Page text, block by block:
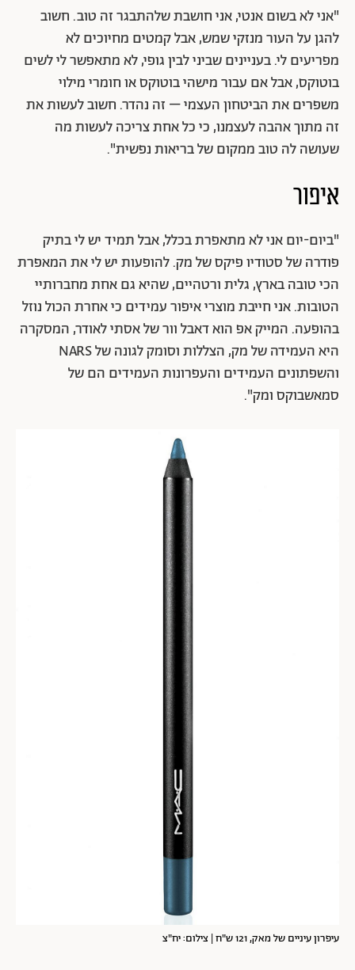
"אני לא בשום אנטי, אני חושבת שלהתבגר זה טוב. חשוב
להגן על העור מנזקי שמש, אבל קמטים מחיוכים לא
מפריעים לי. בעניינים שביני לבין גופי, לא מתאפשר לי לשים
בוטוקס, אבל אם עבור מישהי בוטוקס או חומרי מילוי
משפרים את הביטחון העצמי – זה נהדר. חשוב לעשות את
זה מתוך אהבה לעצמנו, כי כל אחת צריכה לעשות מה
שעושה לה טוב ממקום של בריאות נפשית".
איפור
"ביום-יום אני לא מתאפרת בכלל, אבל תמיד יש לי בתיק
פודרה של סטודיו פיקס של מק. להופעות יש לי את המאפרת
הכי טובה בארץ, גלית ורטהיים, שהיא גם אחת מחברותיי
הטובות. אני חייבת מוצרי איפור עמידים כי אחרת הכול נוזל
בהופעה. המייק אפ הוא דאבל וור של אסתי לאודר, המסקרה
היא העמידה של מק, הצללות וסומק לגונה של NARS
והשפתונים העמידים והעפרונות העמידים הם של
סמאשבוקס ומק".
עיפרון עיניים של מאק, 121 ש"ח | צילום: יח"צ